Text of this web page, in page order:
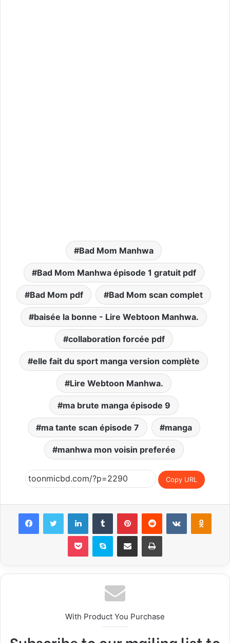
Bad Mom Manhwa
Bad Mom Manhwa épisode 1 gratuit pdf
Bad Mom pdf Bad Mom scan complet
baisée la bonne - Lire Webtoon Manhwa.
collaboration forcée pdf
elle fait du sport manga version complète
Lire Webtoon Manhwa.
ma brute manga épisode 9
ma tante scan épisode 7 manga
manhwa mon voisin preferée
Copy URL
With Product You Purchase